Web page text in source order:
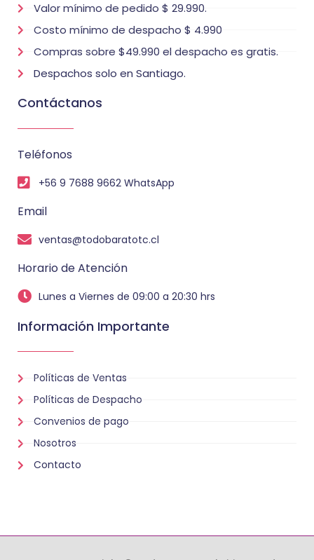
Valor mínimo de pedido $ 29.990.
Costo mínimo de despacho $ 4.990
Compras sobre $49.990 el despacho es gratis.
Despachos solo en Santiago.
Contáctanos
Teléfonos
+56 9 7688 9662 WhatsApp
Email
ventas@todobaratotc.cl
Horario de Atención
Lunes a Viernes de 09:00 a 20:30 hrs
Información Importante
Políticas de Ventas
Políticas de Despacho
Convenios de pago
Nosotros
Contacto